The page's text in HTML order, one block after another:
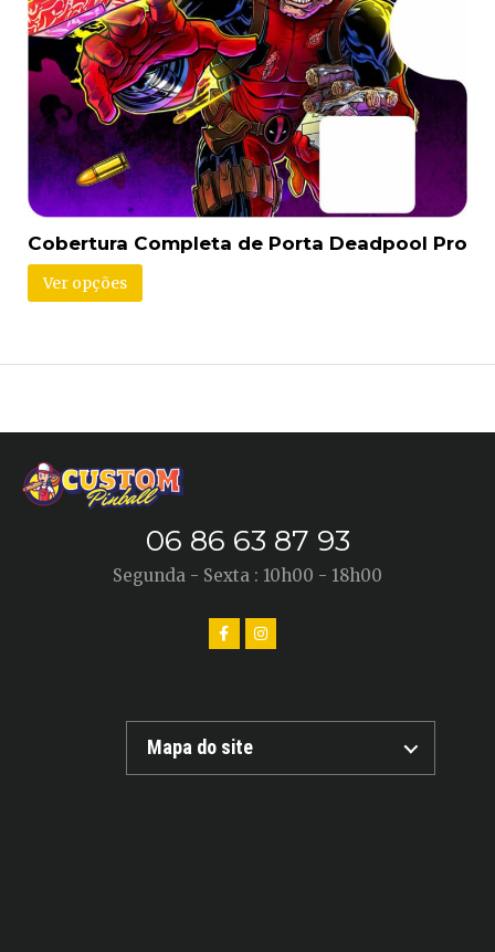
Cobertura Completa de Porta Deadpool Pro
Ver opções
06 86 63 87 93
Segunda - Sexta : 10h00 - 18h00
Mapa do site